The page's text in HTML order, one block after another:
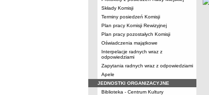
Składy Komisji
Terminy posiedzeń Komisji
Plan pracy Komisji Rewizyjnej
Plan pracy pozostałych Komisji
Oświadczenia majątkowe
Interpelacje radnych wraz z
odpowiedziami
Zapytania radnych wraz z odpowiedziami
Apele
JEDNOSTKI ORGANIZACYJNE
Biblioteka - Centrum Kultury